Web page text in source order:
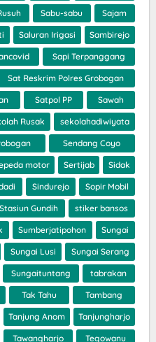
Sabu-sabu Sajam
Saluran Irigasi Sambirejo
Sapi Terpanggang
Sat Reskrim Polres Grobogan
Satpol PP Sawah
Rusak sekolahadiwiyata
Sendang Coyo
motor Sertijab Sidak
Sindurejo Sopir Mobil
Stasiun Gundih stiker bansos
Sumberjatipohon Sungai
Sungai Lusi Sungai Serang
Sungaituntang tabrakan
Tak Tahu Tambang
Tanjung Anom Tanjungharjo
Tawangharjo Tegowanu